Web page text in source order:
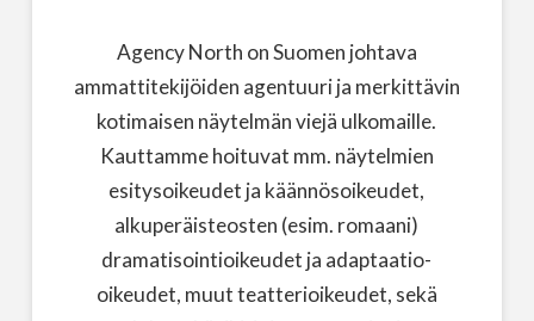
Agency North on Suomen johtava
ammattitekijöiden agentuuri ja merkittävin
kotimaisen näytelmän viejä ulkomaille.
Kauttamme hoituvat mm. näytelmien
esitysoikeudet ja käännösoikeudet,
alkuperäisteosten (esim. romaani)
dramatisointioikeudet ja adaptaatio-
oikeudet, muut teatterioikeudet, sekä